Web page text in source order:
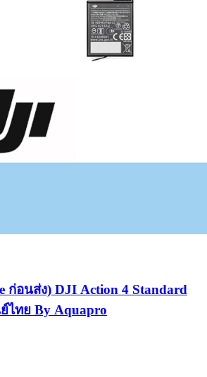
ก่อนส่ง) DJI Action 4 Standard
ไทย By Aquapro